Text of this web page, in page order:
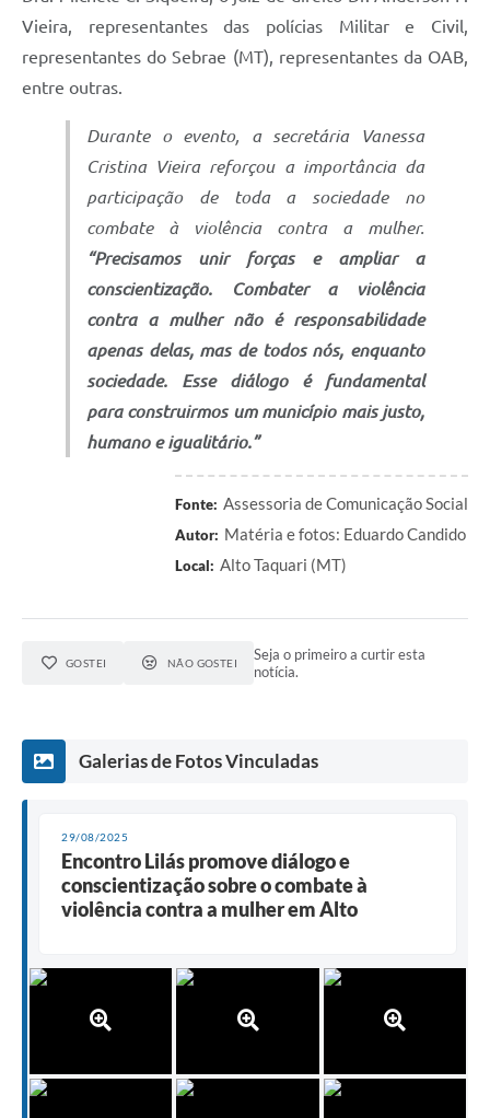
Vieira, representantes das polícias Militar e Civil,
representantes do Sebrae (MT), representantes da OAB,
entre outras.
Durante o evento, a secretária Vanessa
Cristina Vieira reforçou a importância da
participação de toda a sociedade no
combate à violência contra a mulher.
“Precisamos unir forças e ampliar a
conscientização. Combater a violência
contra a mulher não é responsabilidade
apenas delas, mas de todos nós, enquanto
sociedade. Esse diálogo é fundamental
para construirmos um município mais justo,
humano e igualitário.”
Fonte: Assessoria de Comunicação Social
Autor: Matéria e fotos: Eduardo Candido
Local: Alto Taquari (MT)
GOSTEI NÃO GOSTEI
Seja o primeiro a curtir esta
notícia.
Galerias de Fotos Vinculadas
29/08/2025
Encontro Lilás promove diálogo e
conscientização sobre o combate à
violência contra a mulher em Alto